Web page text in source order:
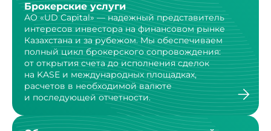
Брокерские услуги
АО «UD Capital» — надежный представитель
интересов инвестора на финансовом рынке
Казахстана и за рубежом. Мы обеспечиваем
полный цикл брокерского сопровождения:
от открытия счета до исполнения сделок
на KASE и международных площадках,
расчетов в необходимой валюте
и последующей отчетности.